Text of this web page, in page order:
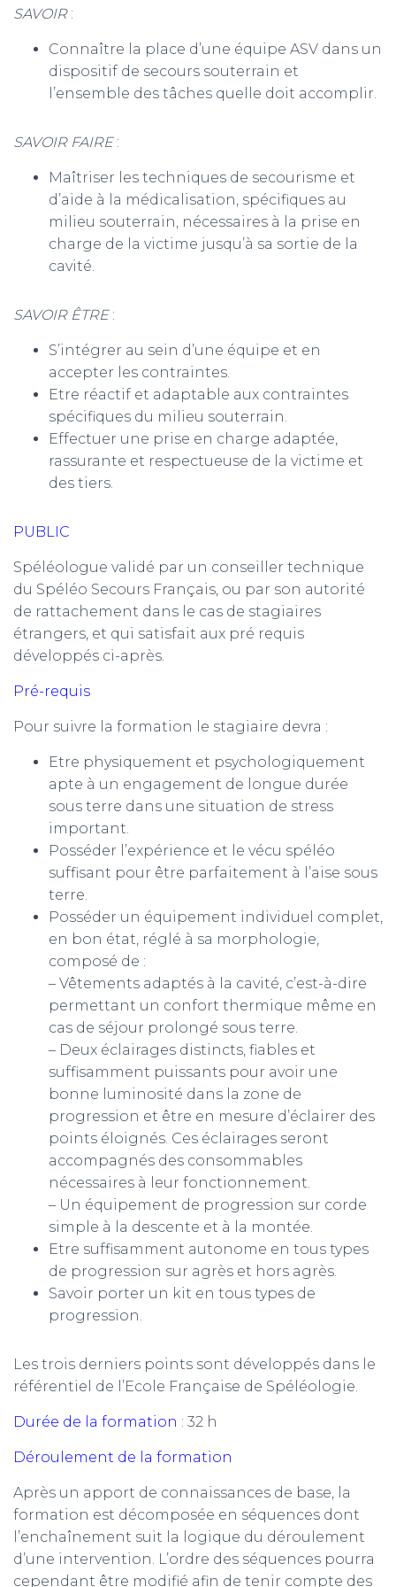
m
SAVOIR:
Connaître la place d’une équipe ASV dans un
dispositif de secours souterrain et
l’ensemble des tâches quelle doit accomplir.
SAVOIR FAIRE:
Maîtriser les techniques de secourisme et
d’aide à la médicalisation, spécifiques au
milieu souterrain, nécessaires à la prise en
charge de la victime jusqu’à sa sortie de la
cavité.
SAVOIR ÊTRE:
S’intégrer au sein d’une équipe et en
accepter les contraintes.
Etre réactif et adaptable aux contraintes
spécifiques du milieu souterrain.
Effectuer une prise en charge adaptée,
rassurante et respectueuse de la victime et
des tiers.
PUBLIC
Spéléologue validé par un conseiller technique
du Spéléo Secours Français, ou par son autorité
de rattachement dans le cas de stagiaires
étrangers, et qui satisfait aux pré requis
développés ci-après.
Pré-requis
Pour suivre la formation le stagiaire devra :
Etre physiquement et psychologiquement
apte à un engagement de longue durée
sous terre dans une situation de stress
important.
Posséder l’expérience et le vécu spéléo
suffisant pour être parfaitement à l’aise sous
terre.
Posséder un équipement individuel complet,
en bon état, réglé à sa morphologie,
composé de :
– Vêtements adaptés à la cavité, c’est-à-dire
permettant un confort thermique même en
cas de séjour prolongé sous terre.
– Deux éclairages distincts, fiables et
suffisamment puissants pour avoir une
bonne luminosité dans la zone de
progression et être en mesure d’éclairer des
points éloignés. Ces éclairages seront
accompagnés des consommables
nécessaires à leur fonctionnement.
– Un équipement de progression sur corde
simple à la descente et à la montée.
Etre suffisamment autonome en tous types
de progression sur agrès et hors agrès.
Savoir porter un kit en tous types de
progression.
Les trois derniers points sont développés dans le
référentiel de l’Ecole Française de Spéléologie.
Durée de la formation : 32 h
Déroulement de la formation
Après un apport de connaissances de base, la
formation est décomposée en séquences dont
l’enchaînement suit la logique du déroulement
d’une intervention. L’ordre des séquences pourra
cependant être modifié afin de tenir compte des